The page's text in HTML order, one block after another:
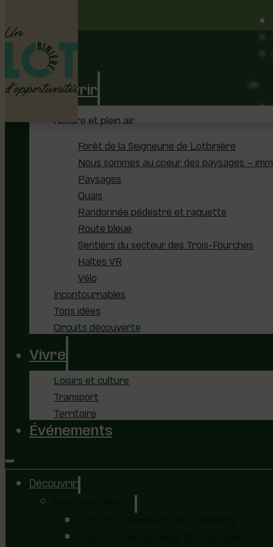
Découvrir
Nature et plein air
Forêt de la Seigneurie de Lotbinière
Nous sommes au coeur des paysages –
Paysages
Quais
Randonnée pédestre et raquette
Route bleue
Sentiers du secteur des Trois-Fourches
Haltes VR
Vélo
Incontournables
Tops idées
Circuits découverte
Vivre
Loisirs et culture
Transport
Territoire
Événements
Découvrir